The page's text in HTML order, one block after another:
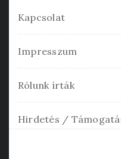
Kapcsolat
Impresszum
Rólunk írták
Hirdetés /